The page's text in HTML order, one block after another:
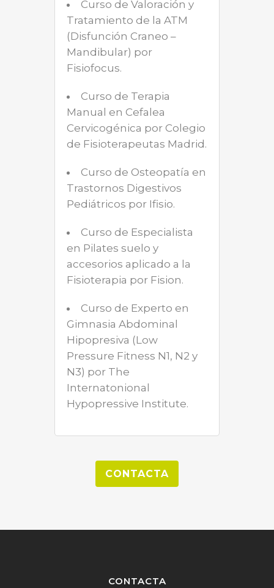
Curso de Valoración y
Tratamiento de la ATM
(Disfunción Craneo –
Mandibular) por
Fisiofocus.
Curso de Terapia
Manual en Cefalea
Cervicogénica por Colegio
de Fisioterapeutas Madrid.
Curso de Osteopatía en
Trastornos Digestivos
Pediátricos por Ifisio.
Curso de Especialista
en Pilates suelo y
accesorios aplicado a la
Fisioterapia por Fision.
Curso de Experto en
Gimnasia Abdominal
Hipopresiva (Low
Pressure Fitness N1, N2 y
N3) por The
Internatonional
Hypopressive Institute.
CONTACTA
CONTACTA